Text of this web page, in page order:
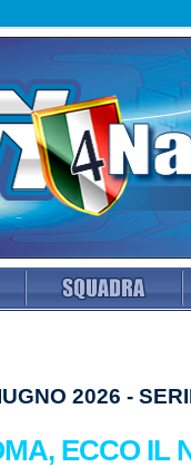
2026 -
ECCO IL